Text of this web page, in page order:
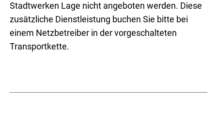
Stadtwerken Lage nicht angeboten werden. Diese
zusätzliche Dienstleistung buchen Sie bitte bei
einem Netzbetreiber in der vorgeschalteten
Transportkette.